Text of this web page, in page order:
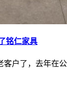
铭仁家具
户了，去年在